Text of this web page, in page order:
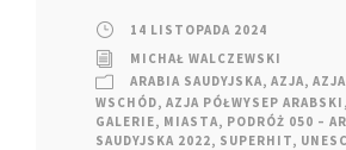
14 LISTOPADA 2024
MICHAŁ WALCZEWSKI
ARABIA SAUDYJSKA, AZJA,
WSCHÓD, AZJA PÓŁWYSEP ARABSKI ,
GALERIE, MIASTA, PODRÓŻ 050 –
SAUDYJSKA 2022, SUPERHIT,